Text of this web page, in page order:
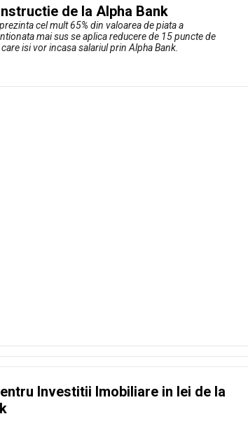
de la Alpha Bank
cel mult 65% din valoarea de piata a
mai sus se aplica reducere de 15 puncte de
isi vor incasa salariul prin Alpha Bank.
Investitii Imobiliare in lei de la